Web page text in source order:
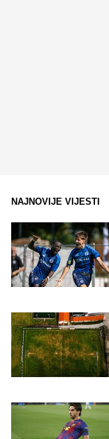
NAJNOVIJE VIJESTI